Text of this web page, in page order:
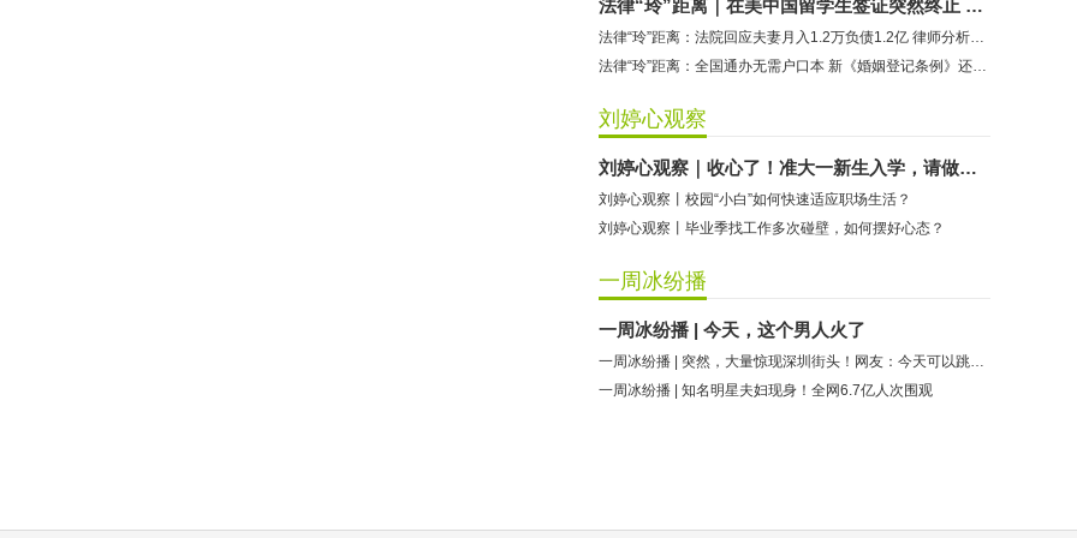
法律“玲”距离｜在美中国留学生签证突然终止 在美华人律师果断出手并给出建议
刘婷心观察
刘婷心观察｜收心了！准大一新生入学，请做好这些准备
刘婷心观察丨校园“小白”如何快速适应职场生活？
刘婷心观察丨毕业季找工作多次碰壁，如何摆好心态？
一周冰纷播
一周冰纷播 | 今天，这个男人火了
一周冰纷播 | 知名明星夫妇现身！全网6.7亿人次围观